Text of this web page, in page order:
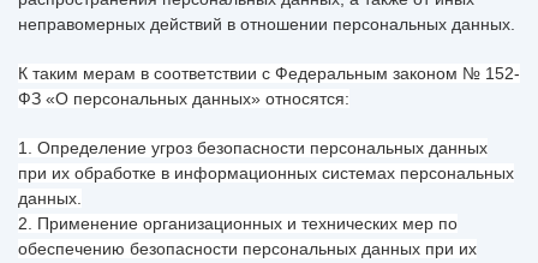
неправомерных действий в отношении персональных данных.
К таким мерам в соответствии с Федеральным законом № 152-
ФЗ «О персональных данных» относятся:
1. Определение угроз безопасности персональных данных
при их обработке в информационных системах персональных
данных.
2. Применение организационных и технических мер по
обеспечению безопасности персональных данных при их